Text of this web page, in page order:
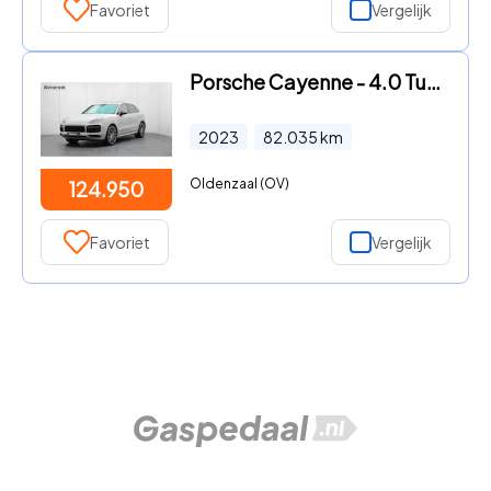
Favoriet Vergelijk
124.950
Porsche Cayenne - 4.0 Turbo S E-Hybrid | Head-up | Soft-Close | PCCB | Achtera
2023 82.035km
Oldenzaal (OV)
Favoriet Vergelijk